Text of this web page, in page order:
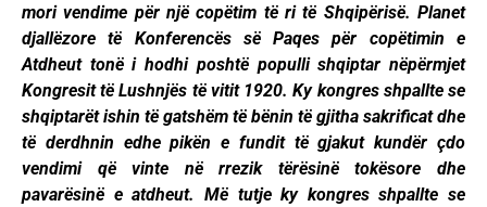
mori vendime për një copëtim të ri të Shqipërisë. Planet
djallëzore të Konferencës së Paqes për copëtimin e
Atdheut tonë i hodhi poshtë populli shqiptar nëpërmjet
Kongresit të Lushnjës të vitit 1920. Ky kongres shpallte se
shqiptarët ishin të gatshëm të bënin të gjitha sakrificat dhe
të derdhnin edhe pikën e fundit të gjakut kundër çdo
vendimi që vinte në rrezik tërësinë tokësore dhe
pavarësinë e atdheut. Më tutje ky kongres shpallte se